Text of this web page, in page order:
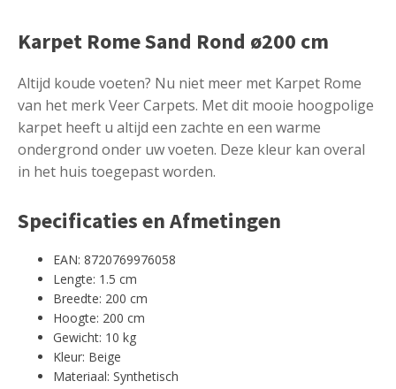
Karpet Rome Sand Rond ø200 cm
Altijd koude voeten? Nu niet meer met Karpet Rome
van het merk Veer Carpets. Met dit mooie hoogpolige
karpet heeft u altijd een zachte en een warme
ondergrond onder uw voeten. Deze kleur kan overal
in het huis toegepast worden.
Specificaties en Afmetingen
EAN: 8720769976058
Lengte: 1.5 cm
Breedte: 200 cm
Hoogte: 200 cm
Gewicht: 10 kg
Kleur: Beige
Materiaal: Synthetisch